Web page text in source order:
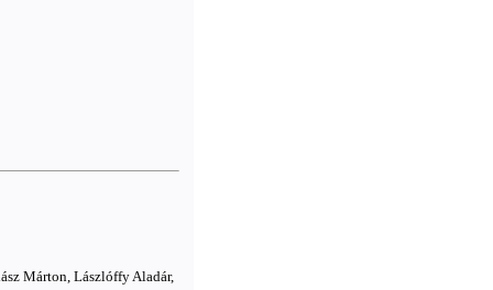
Márton, Lászlóffy Aladár,